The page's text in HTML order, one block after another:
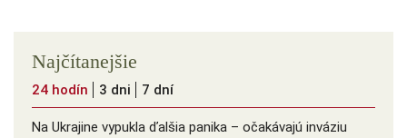
Najčítanejšie
24 hodín 3 dni 7 dní
Na Ukrajine vypukla ďalšia panika – očakávajú inváziu